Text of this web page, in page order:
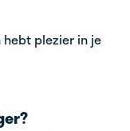
plezier in je